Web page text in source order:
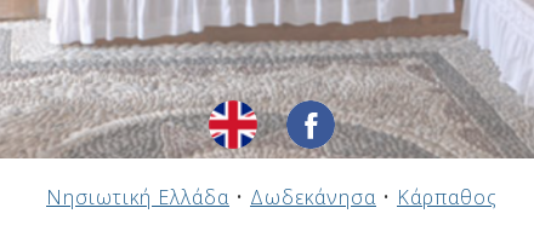
Νησιωτική Ελλάδα • Δωδεκάνησα • Κάρπαθος